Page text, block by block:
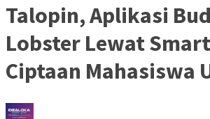
Talopin, Aplikasi
Lobster Lewat
Ciptaan Mahasiswa